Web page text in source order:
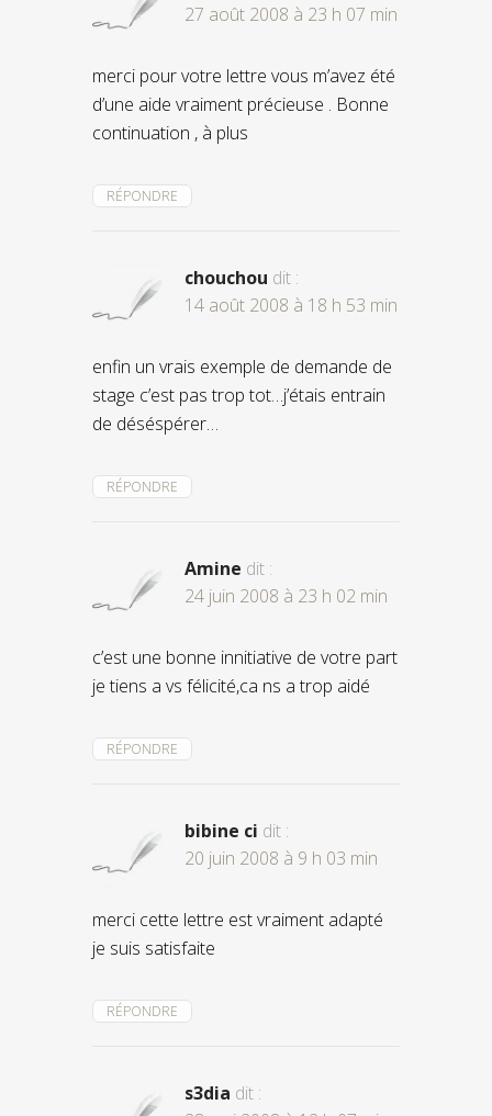
27 août 2008 à 23 h 07 min
merci pour votre lettre vous m’avez été
d’une aide vraiment précieuse . Bonne
continuation , à plus
RÉPONDRE
chouchou dit :
14 août 2008 à 18 h 53 min
enfin un vrais exemple de demande de
stage c’est pas trop tot…j’étais entrain
de déséspérer…
RÉPONDRE
Amine dit :
24 juin 2008 à 23 h 02 min
c’est une bonne innitiative de votre part
je tiens a vs félicité,ca ns a trop aidé
RÉPONDRE
bibine ci dit :
20 juin 2008 à 9 h 03 min
merci cette lettre est vraiment adapté
je suis satisfaite
RÉPONDRE
s3dia dit :